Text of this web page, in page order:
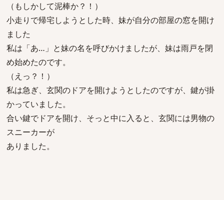
（もしかして泥棒か？！）
小走りで帰宅しようとした時、妹が自分の部屋の窓を開け
ました
私は「あ…」と妹の名を呼びかけましたが、妹は雨戸を閉
め始めたのです。
（えっ？！）
私は急ぎ、玄関のドアを開けようとしたのですが、鍵が掛
かっていました。
合い鍵でドアを開け、そっと中に入ると、玄関には男物の
スニーカーが
ありました。